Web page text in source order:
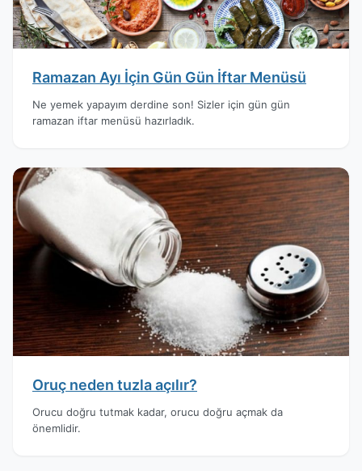
Ramazan Ayı İçin Gün Gün İftar Menüsü
Ne yemek yapayım derdine son! Sizler için gün gün
ramazan iftar menüsü hazırladık.
Oruç neden tuzla açılır?
Orucu doğru tutmak kadar, orucu doğru açmak da
önemlidir.